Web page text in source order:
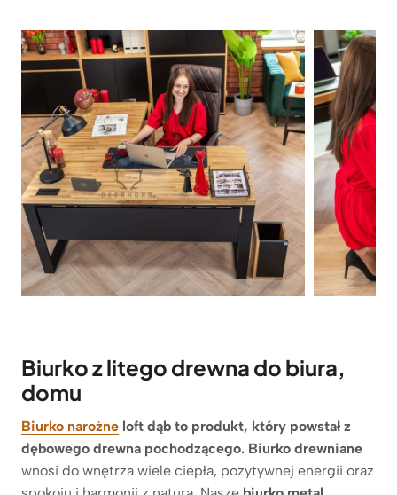
Biurko z litego drewna do biura,
domu
Biurko narożne loft dąb to produkt, który powstał z
dębowego drewna pochodzącego. Biurko drewniane
wnosi do wnętrza wiele ciepła, pozytywnej energii oraz